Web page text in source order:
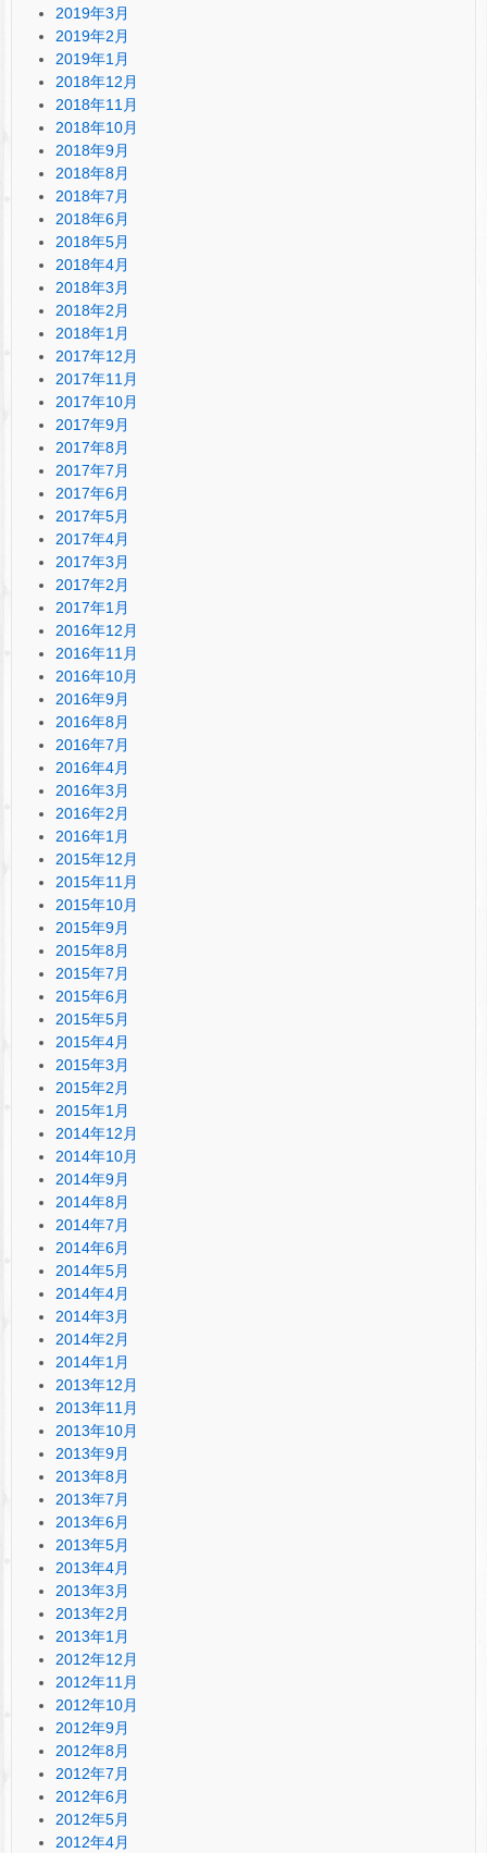
2019年3月
2019年2月
2019年1月
2018年12月
2018年11月
2018年10月
2018年9月
2018年8月
2018年7月
2018年6月
2018年5月
2018年4月
2018年3月
2018年2月
2018年1月
2017年12月
2017年11月
2017年10月
2017年9月
2017年8月
2017年7月
2017年6月
2017年5月
2017年4月
2017年3月
2017年2月
2017年1月
2016年12月
2016年11月
2016年10月
2016年9月
2016年8月
2016年7月
2016年4月
2016年3月
2016年2月
2016年1月
2015年12月
2015年11月
2015年10月
2015年9月
2015年8月
2015年7月
2015年6月
2015年5月
2015年4月
2015年3月
2015年2月
2015年1月
2014年12月
2014年10月
2014年9月
2014年8月
2014年7月
2014年6月
2014年5月
2014年4月
2014年3月
2014年2月
2014年1月
2013年12月
2013年11月
2013年10月
2013年9月
2013年8月
2013年7月
2013年6月
2013年5月
2013年4月
2013年3月
2013年2月
2013年1月
2012年12月
2012年11月
2012年10月
2012年9月
2012年8月
2012年7月
2012年6月
2012年5月
2012年4月